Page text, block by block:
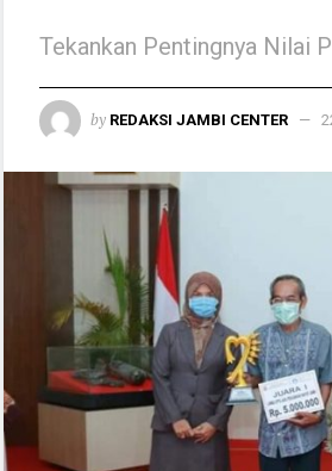
Tekankan Pentingnya Nilai
by REDAKSI JAMBI CENTER